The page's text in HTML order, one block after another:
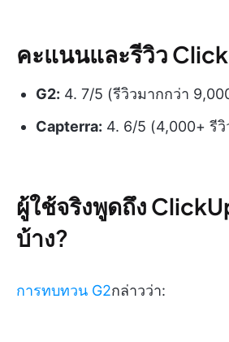
คะแนนและรีวิว
G2: 4. 7/5 (รีวิวมากกว่า
Capterra: 4. 6/5 (4,000+ รีวิ
ผู้ใช้จริงพูดถึง
บ้าง?
การทบทวน G2กล่าวว่า: